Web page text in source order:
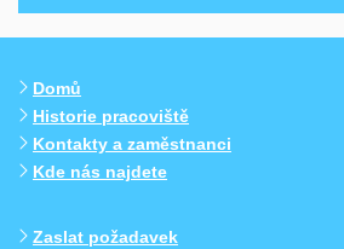
Domů
Historie pracoviště
Kontakty a zaměstnanci
Kde nás najdete
Zaslat požadavek